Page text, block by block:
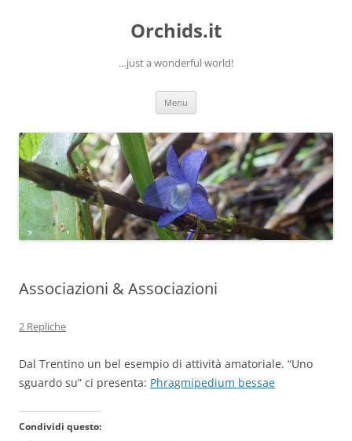
Orchids.it
…just a wonderful world!
Menu
Associazioni & Associazioni
2 Repliche
Dal Trentino un bel esempio di attività amatoriale. “Uno
sguardo su” ci presenta: Phragmipedium bessae
Condividi questo: